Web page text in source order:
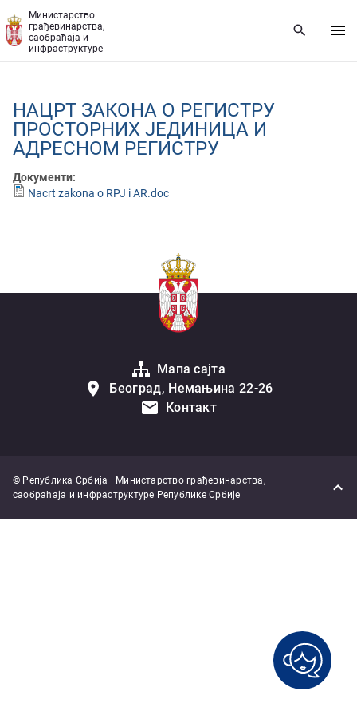
Министарство
грађевинарства,
саобраћаја и
инфраструктуре
НАЦРТ ЗАКОНА О РЕГИСТРУ
ПРОСТОРНИХ ЈЕДИНИЦА И
АДРЕСНОМ РЕГИСТРУ
Документи:
Nacrt zakona o RPJ i AR.doc
Мапа сајта
Београд, Немањина 22-26
Контакт
© Република Србија | Министарство грађевинарства,
саобраћаја и инфраструктуре Републике Србије